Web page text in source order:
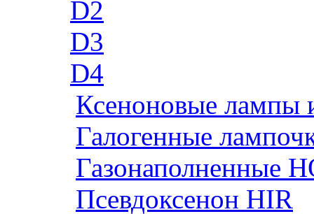
D2
D3
D4
Ксеноновые лампы
Галогенные
Газонаполненные
Псевдоксенон HIR